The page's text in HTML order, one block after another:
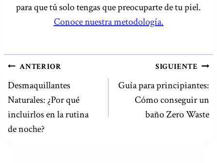
para que tú solo tengas que preocuparte de tu piel.
Conoce nuestra metodología.
NAVEGACIÓN
DE
ENTRADAS
ANTERIOR
Desmaquillantes
Naturales: ¿Por qué
incluirlos en la rutina
de noche?
SIGUIENTE
Guía para principiantes:
Cómo conseguir un
baño Zero Waste